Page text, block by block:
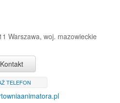
Warszawa, woj. mazowieckie
Kontakt
TELEFON